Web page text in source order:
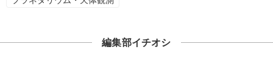
編集部イチオシ